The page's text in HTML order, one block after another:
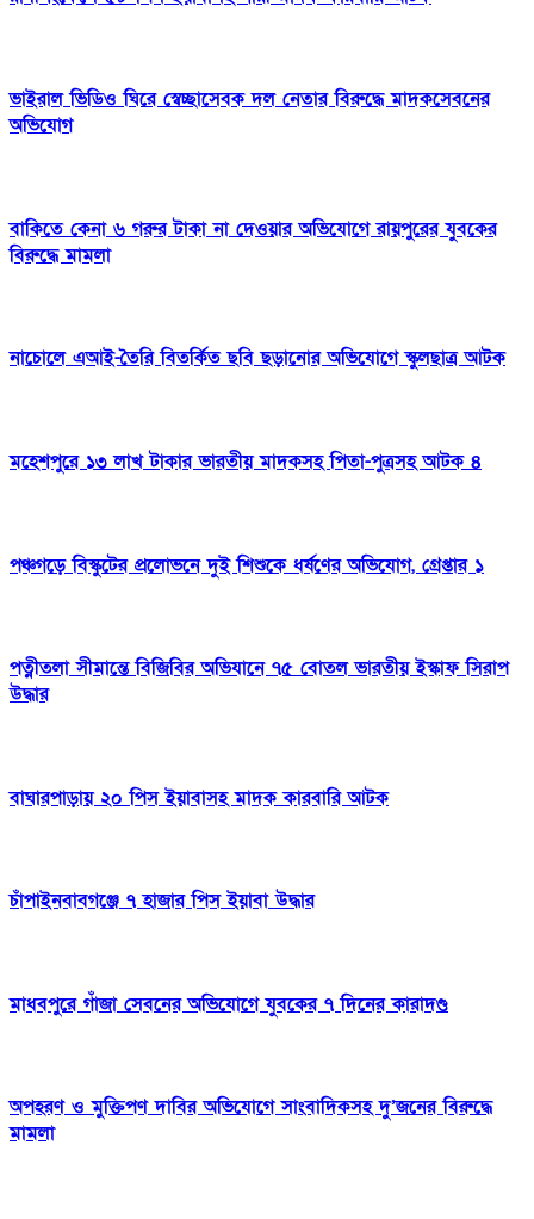
ভাইরাল ভিডিও ঘিরে স্বেচ্ছাসেবক দল নেতার বিরুদ্ধে মাদকসেবনের
অভিযোগ
বাকিতে কেনা ৬ গরুর টাকা না দেওয়ার অভিযোগে রায়পুরের যুবকের
বিরুদ্ধে মামলা
নাচোলে এআই-তৈরি বিতর্কিত ছবি ছড়ানোর অভিযোগে স্কুলছাত্র আটক
মহেশপুরে ১৩ লাখ টাকার ভারতীয় মাদকসহ পিতা-পুত্রসহ আটক ৪
পঞ্চগড়ে বিস্কুটের প্রলোভনে দুই শিশুকে ধর্ষণের অভিযোগ, গ্রেপ্তার ১
পত্নীতলা সীমান্তে বিজিবির অভিযানে ৭৫ বোতল ভারতীয় ইস্কাফ সিরাপ
উদ্ধার
বাঘারপাড়ায় ২০ পিস ইয়াবাসহ মাদক কারবারি আটক
চাঁপাইনবাবগঞ্জে ৭ হাজার পিস ইয়াবা উদ্ধার
মাধবপুরে গাঁজা সেবনের অভিযোগে যুবকের ৭ দিনের কারাদণ্ড
অপহরণ ও মুক্তিপণ দাবির অভিযোগে সাংবাদিকসহ দু’জনের বিরুদ্ধে
মামলা